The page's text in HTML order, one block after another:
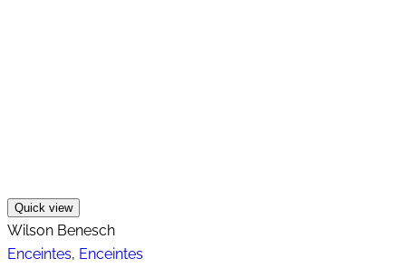
Quick view
Wilson Benesch
Enceintes, Enceintes